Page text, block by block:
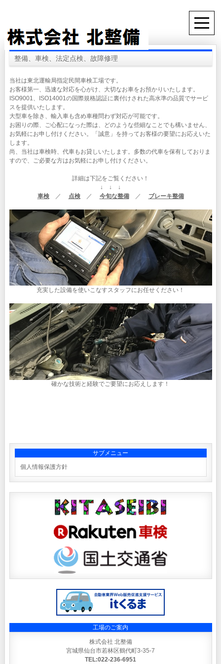
整備、車検、法定点検、故障修理
当社は東北運輸局指定民間車検工場です。
お客様第一、迅速な対応を心がけ、大切なお車をお預かりいたします。
ISO9001、ISO14001の国際規格認証に裏付けされた高水準の品質でサービ
スを提供いたします。
大型車を除き、輸入車も含め車種問わず対応が可能です。
お困りの際、ご心配になった際は、どのような些細なことでも構いません、
お気軽にお申し付けください。「誠意」を持ってお客様の要望にお応えいた
します。
尚、当社は車検時、代車もお貸しいたします。多数の代車を保有しておりま
すので、ご必要な方はお気軽にお申し付けください。
詳細は下記をご覧ください！
↓ ↓ ↓
車検／ 点検／ 今旬な整備／ ブレーキ整備
充実した設備を使いこなすスタッフにお任せください！
確かな技術と経験でご要望にお応えします！
サブメニュー
個人情報保護方針
工場のご案内
株式会社 北整備
宮城県仙台市若林区鶴代町3-35-7
TEL:022-236-6951